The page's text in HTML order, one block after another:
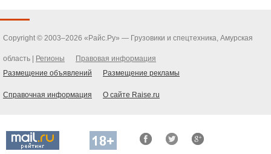
Copyright © 2003–2026 «Райс.Ру» — Грузовики и спецтехника, Амурская
область | Регионы
Правовая информация
Размещение объявлений
Размещение рекламы
Справочная информация О сайте Raise.ru